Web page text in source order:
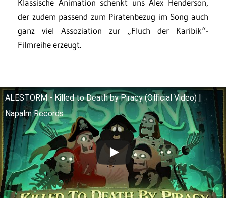
Klassische Animation schenkt uns Alex Henderson,
der zudem passend zum Piratenbezug im Song auch
ganz viel Assoziation zur „Fluch der Karibik“-
Filmreihe erzeugt.
ALESTORM - Killed to Death by Piracy (Official Video) |
Napalm Records